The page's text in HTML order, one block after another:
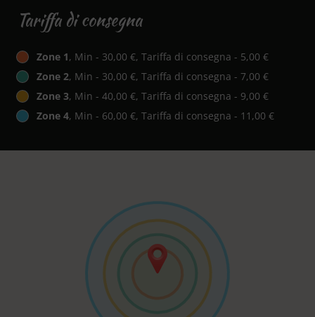
Tariffa di consegna
Zone 1, Min - 30,00 €, Tariffa di consegna - 5,00 €
Zone 2, Min - 30,00 €, Tariffa di consegna - 7,00 €
Zone 3, Min - 40,00 €, Tariffa di consegna - 9,00 €
Zone 4, Min - 60,00 €, Tariffa di consegna - 11,00 €